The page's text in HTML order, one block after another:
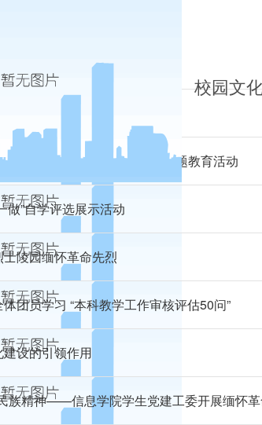
校园文
知识竞赛圆满结束
”教育实践活动主题团课
开展“社会主义核心价值观”主题教育活动
做”自学评选展示活动
陵园缅怀革命先烈
团员学习 “本科教学工作审核评估50问”
设的引领作用
族精神——信息学院学生党建工委开展缅怀